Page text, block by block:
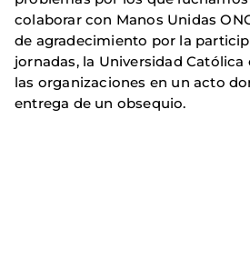
colaborar con Manos Unidas
de agradecimiento por la
jornadas, la Universidad
las organizaciones en un acto
entrega de un obsequio.